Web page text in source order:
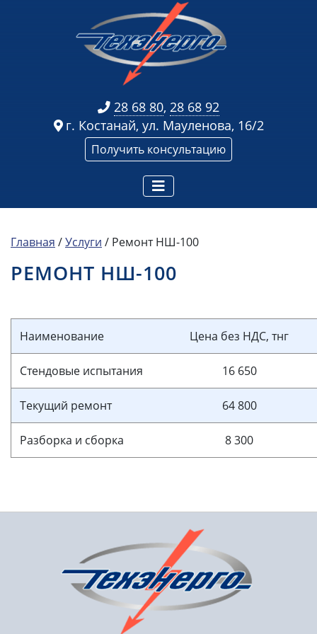
28 68 80, 28 68 92
г. Костанай, ул. Мауленова, 16/2
Получить консультацию
Главная /Услуги / Ремонт НШ-100
РЕМОНТ НШ-100
Наименование Цена без НДС, тнг
Стендовые испытания 16 650
Текущий ремонт 64 800
Разборка и сборка 8 300